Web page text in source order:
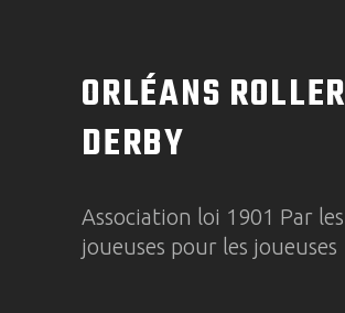
ORLÉANS ROLLER
DERBY
Association loi 1901 Par les
joueuses pour les joueuses